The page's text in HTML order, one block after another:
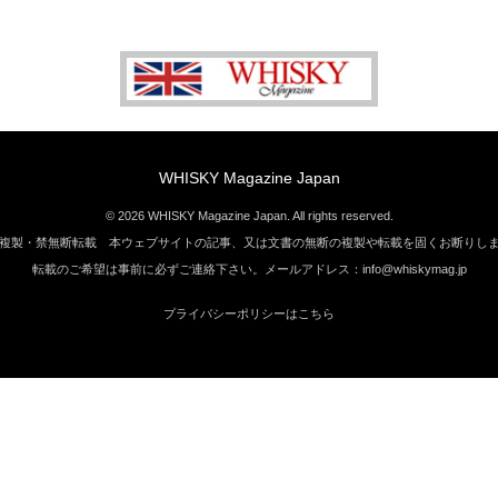
WHISKY Magazine Japan
© 2026 WHISKY Magazine Japan. All rights reserved.
製・禁無断転載 本ウェブサイトの記事、又は文書の無断の複製や転載を固くお断りし
転載のご希望は事前に必ずご連絡下さい。メールアドレス：info@whiskymag.jp
プライバシーポリシーはこちら